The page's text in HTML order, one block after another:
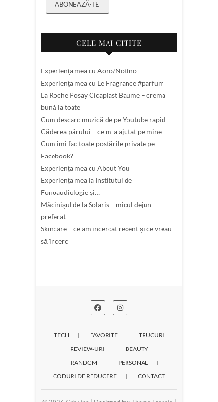
ABONEAZĂ-TE
CELE MAI CITITE
Experienţa mea cu Aoro/Notino
Experienţa mea cu Le Fragrance #parfum
La Roche Posay Cicaplast Baume – crema
bună la toate
Cum descarc muzică de pe Youtube rapid
Căderea părului – ce m-a ajutat pe mine
Cum îmi fac toate postările private pe
Facebook?
Experiența mea cu About You
Experiența mea la Institutul de
Fonoaudiologie și…
Măcinişul de la Solaris – micul dejun
preferat
Skincare – ce am încercat recent și ce vreau
să încerc
TECH FAVORITE
TRUCURI
REVIEW-URI
BEAUTY
RANDOM
PERSONAL
CODURI DE REDUCERE
CONTACT